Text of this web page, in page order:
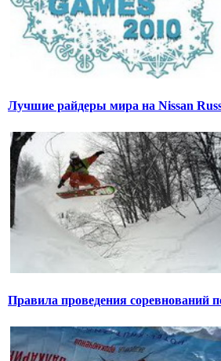
Лучшие райдеры мира на Nissan
Правила проведения соревнований